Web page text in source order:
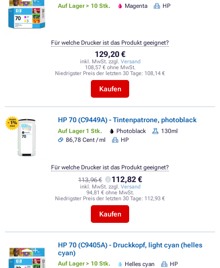
Auf Lager > 10 Stk. Magenta HP
129,20 €
inkl. MwSt. zzgl. Versand
108,57 € ohne MwSt.
Niedrigster Preis der letzten 30 Tage: 108,14 €
Kaufen
Für welche Drucker ist das Produkt geeignet?
FLASH
- 1%
SALE
HP 70 (C9449A) - Tintenpatrone, photoblack
Auf Lager 1 Stk. Photoblack
130ml
86,78 Cent / ml
HP
113,96 € 112,82 €
inkl. MwSt. zzgl. Versand
94,81 € ohne MwSt.
Niedrigster Preis der letzten 30 Tage: 112,93 €
Kaufen
Für welche Drucker ist das Produkt geeignet?
HP 70 (C9405A) - Druckkopf, light cyan (helles
cyan)
Auf Lager > 10 Stk. Helles cyan HP